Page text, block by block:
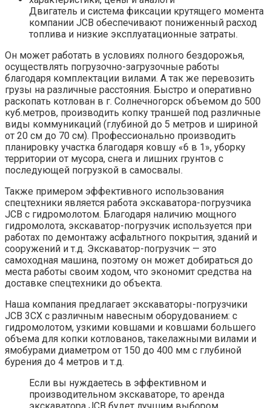
Двигатель и система фиксации крутящего момента
компании JCB обеспечивают пониженный расход
топлива и низкие эксплуатационные затраты.
Он может работать в условиях полного бездорожья,
осуществлять погрузочно-загрузочные работы
благодаря комплектации вилами. А так же перевозить
грузы на различные расстояния. Быстро и оперативно
раскопать котлован в г. Солнечногорск объемом до 500
куб.метров, производить копку траншей под различные
виды коммуникаций (глубиной до 5 метров и шириной
от 20 см до 70 см). Профессионально производить
планировку участка благодаря ковшу «6 в 1», уборку
территории от мусора, снега и лишних грунтов с
последующей погрузкой в самосвалы.
Также примером эффективного использования
спецтехники является работа экскаватора-погрузчика
JCB с гидромолотом. Благодаря наличию мощного
гидромолота, экскаватор-погрузчик используется при
работах по демонтажу асфальтного покрытия, зданий и
сооружений и т.д. Экскаватор-погрузчик — это
самоходная машина, поэтому он может добираться до
места работы своим ходом, что экономит средства на
доставке спецтехники до объекта.
Наша компания предлагает экскаваторы-погрузчики
JCB 3CX с различным навесным оборудованием: с
гидромолотом, узкими ковшами и ковшами большего
объема для копки котлованов, такелажными вилами и
ямобурами диаметром от 150 до 400 мм с глубиной
бурения до 4 метров и т.д.
Если вы нуждаетесь в эффективном и
производительном экскаваторе, то аренда